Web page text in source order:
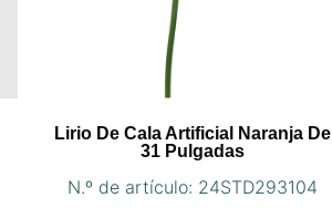
Lirio De Cala Artificial Naranja De
31 Pulgadas
N.º de artículo: 24STD293104